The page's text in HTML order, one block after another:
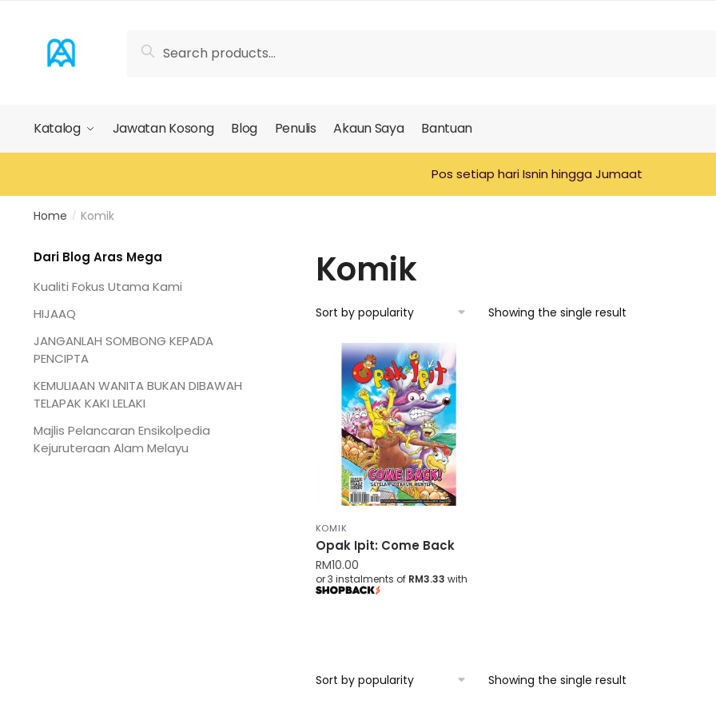
navigation
content
for:
Search
Katalog Jawatan Kosong Blog Penulis Akaun Saya Bantuan
Pos setiap hari Isnin hingga Jumaat
Home / Komik
Komik
Showing the single result
KOMIK
Opak Ipit: Come Back
RM10.00
or 3 instalments of RM3.33 with
Showing the single result
Dari Blog Aras Mega
Kualiti Fokus Utama Kami
HIJAAQ
JANGANLAH SOMBONG KEPADA
PENCIPTA
KEMULIAAN WANITA BUKAN DIBAWAH
TELAPAK KAKI LELAKI
Majlis Pelancaran Ensikolpedia
Kejuruteraan Alam Melayu